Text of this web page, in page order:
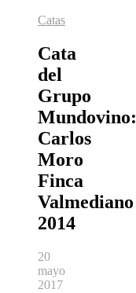
Catas
Cata
del
Grupo
Mundovino:
Carlos
Moro
Finca
Valmediano
2014
20
mayo
2017